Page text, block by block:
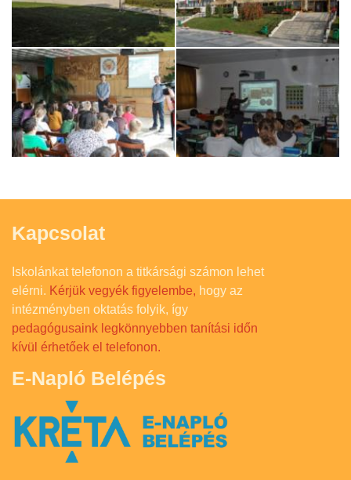
Kapcsolat
Iskolánkat telefonon a titkársági számon lehet
elérni. Kérjük vegyék figyelembe, hogy az
intézményben oktatás folyik, így
pedagógusaink legkönnyebben tanítási időn
kívül érhetőek el telefonon.
E-Napló Belépés